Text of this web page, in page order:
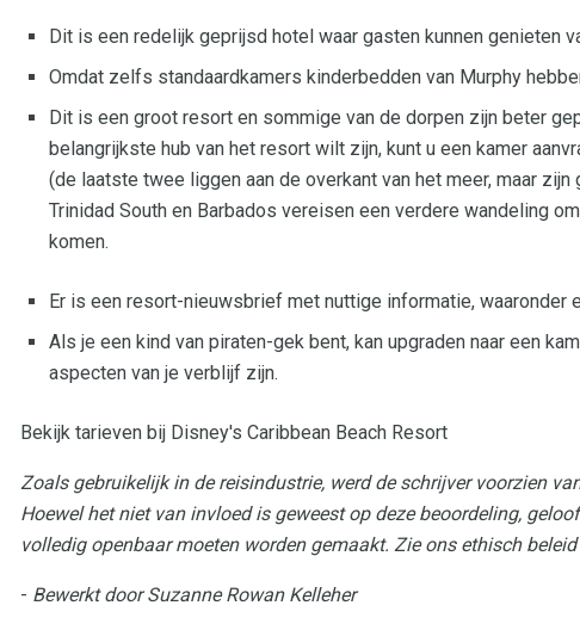
Dit is een redelijk geprijsd hotel waar gasten kunnen genieten
Omdat zelfs standaardkamers kinderbedden van Murphy
Dit is een groot resort en sommige van de dorpen zijn beter
belangrijkste hub van het resort wilt zijn, kunt u een kamer
(de laatste twee liggen aan de overkant van het meer, maar
Trinidad South en Barbados vereisen een verdere wandeling
komen.
Er is een resort-nieuwsbrief met nuttige informatie, waaronder
Als je een kind van piraten-gek bent, kan upgraden naar een
aspecten van je verblijf zijn.
Bekijk tarieven bij Disney's Caribbean Beach Resort
Zoals gebruikelijk in de reisindustrie, werd de schrijver voorzien
Hoewel het niet van invloed is geweest op deze beoordeling,
volledig openbaar moeten worden gemaakt. Zie ons ethisch
- Bewerkt door Suzanne Rowan Kelleher